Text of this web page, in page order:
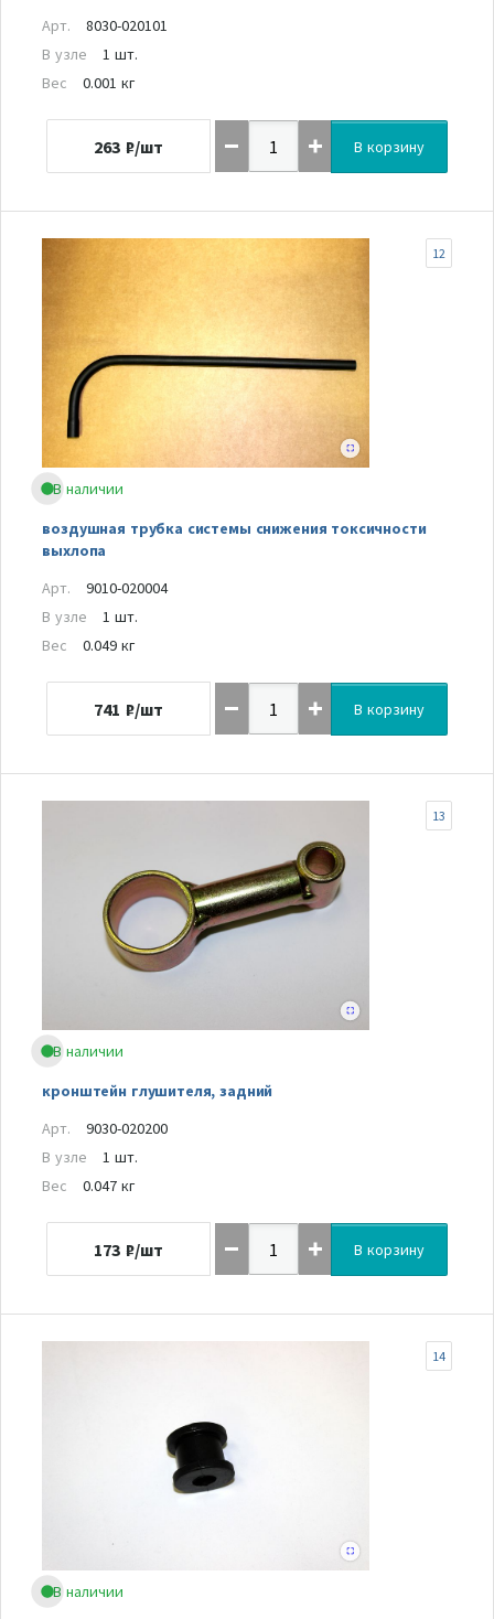
Арт.
8030-020101
В узле
1 шт.
Вес
0.001 кг
263 ₽/шт В корзину
В наличии
воздушная трубка системы снижения токсичности
выхлопа
12
Арт.
9010-020004
В узле
1 шт.
Вес
0.049 кг
741 ₽/шт В корзину
В наличии
кронштейн глушителя, задний
13
Арт.
9030-020200
В узле
1 шт.
Вес
0.047 кг
173 ₽/шт В корзину
В наличии
14